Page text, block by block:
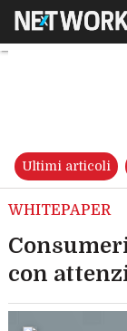
Ultimi articoli
WHITEPAPER
con